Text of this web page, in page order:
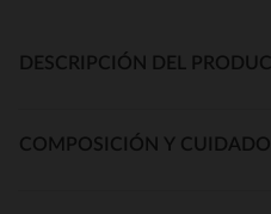
DESCRIPCIÓN DEL
COMPOSICIÓN Y